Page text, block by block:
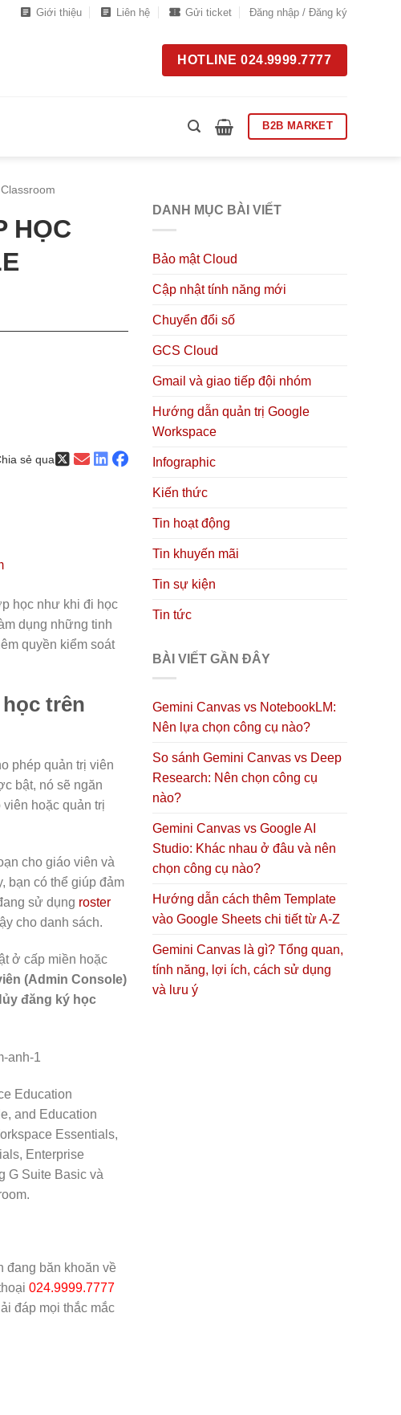
Giới thiệu Liên hệ Gửi ticket Đăng nhập / Đăng ký
HOTLINE 024.9999.7777
B2B MARKET
HỌC
sẻ qua
học như khi đi học
dụng những tinh
quyền kiểm soát
trên
phép quản trị viên
bật, nó sẽ ngăn
hoặc quản trị
cho giáo viên và
bạn có thể giúp đảm
sử dụng roster
cho danh sách.
ở cấp miền hoặc
(Admin Console)
đăng ký học
Education
and Education
Essentials,
Enterprise
G Suite Basic và
đang băn khoăn về
024.9999.7777
đáp mọi thắc mắc
DANH MỤC BÀI VIẾT
Bảo mật Cloud
Cập nhật tính năng mới
Chuyển đổi số
GCS Cloud
Gmail và giao tiếp đội nhóm
Hướng dẫn quản trị Google
Workspace
Infographic
Kiến thức
Tin hoạt động
Tin khuyến mãi
Tin sự kiện
Tin tức
BÀI VIẾT GẦN ĐÂY
Gemini Canvas vs NotebookLM:
Nên lựa chọn công cụ nào?
So sánh Gemini Canvas vs Deep
Research: Nên chọn công cụ
nào?
Gemini Canvas vs Google AI
Studio: Khác nhau ở đâu và nên
chọn công cụ nào?
Hướng dẫn cách thêm Template
vào Google Sheets chi tiết từ A-Z
Gemini Canvas là gì? Tổng quan,
tính năng, lợi ích, cách sử dụng
và lưu ý